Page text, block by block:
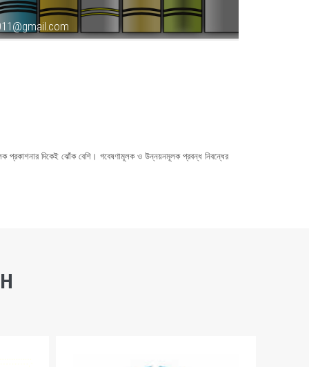
প্রকাশনার দিকেই ঝোঁক বেশি। গবেষণামূলক ও উন্নয়নমূলক প্রবন্ধ নিবন্ধের